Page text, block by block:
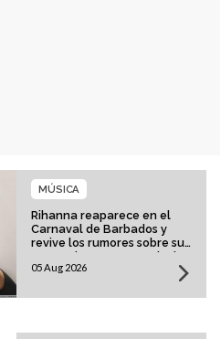
Rihanna reaparece en el
Carnaval de Barbados y
revive los rumores sobre su
esperado regreso musical
MÚSICA
05 Aug 2026